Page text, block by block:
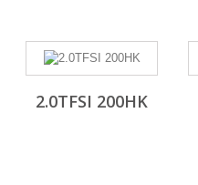
2.0TFSI 200HK